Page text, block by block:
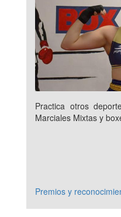
Practica otros
Marciales Mixtas y
Premios y